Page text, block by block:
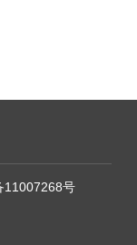
11007268号